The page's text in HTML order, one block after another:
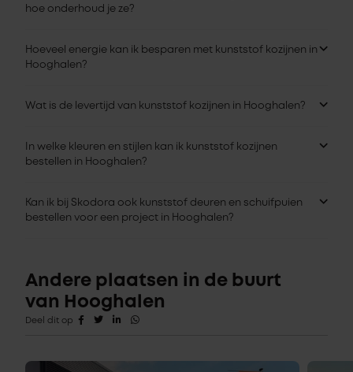
hoe onderhoud je ze?
Hoeveel energie kan ik besparen met kunststof kozijnen in
Hooghalen?
Wat is de levertijd van kunststof kozijnen in Hooghalen?
In welke kleuren en stijlen kan ik kunststof kozijnen
bestellen in Hooghalen?
Kan ik bij Skodora ook kunststof deuren en schuifpuien
bestellen voor een project in Hooghalen?
Andere plaatsen in de buurt
van Hooghalen
Deel dit op